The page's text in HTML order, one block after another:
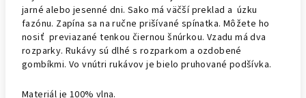
jarné alebo jesenné dni. Sako má väčší preklad a úzku
fazónu. Zapína sa na ručne prišívané spínatka. Môžete ho
nosiť previazané tenkou čiernou šnúrkou. Vzadu má dva
rozparky. Rukávy sú dlhé s rozparkom a ozdobené
gombíkmi. Vo vnútri rukávov je bielo pruhované podšívka.
Materiál je 100% vlna.